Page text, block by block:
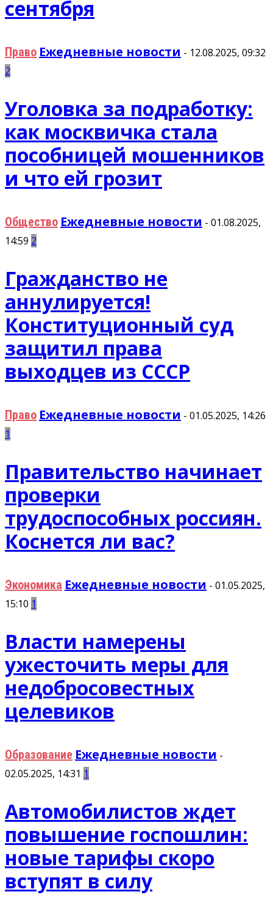
сентября
Право Ежедневные новости - 12.08.2025, 09:32
2
Уголовка за подработку:
как москвичка стала
пособницей мошенников
и что ей грозит
Общество Ежедневные новости - 01.08.2025,
14:59 2
Гражданство не
аннулируется!
Конституционный суд
защитил права
выходцев из СССР
Право Ежедневные новости - 01.05.2025, 14:26
1
Правительство начинает
проверки
трудоспособных россиян.
Коснется ли вас?
Экономика Ежедневные новости - 01.05.2025,
15:10 1
Власти намерены
ужесточить меры для
недобросовестных
целевиков
Образование Ежедневные новости -
02.05.2025, 14:31 1
Автомобилистов ждет
повышение госпошлин:
новые тарифы скоро
вступят в силу